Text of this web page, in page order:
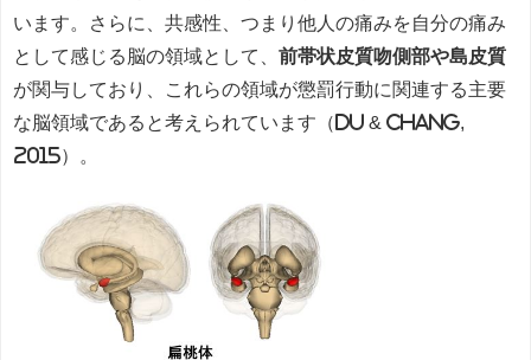
います。さらに、共感性、つまり他人の痛みを自分の痛み
として感じる脳の領域として、 前帯状皮質吻側部や島皮質
が関与しており、これらの領域が懲罰行動に関連する主要
な脳領域であると考えられています（Du & Chang,
2015）。